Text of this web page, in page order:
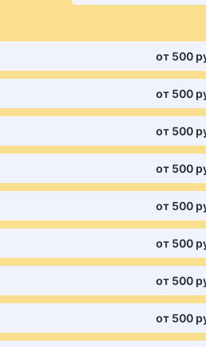
от 500
от 500
от 500
от 500
от 500
от 500
от 500
от 500